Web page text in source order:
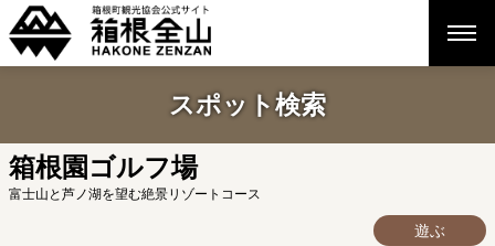
スポット検索
箱根園ゴルフ場
富士山と芦ノ湖を望む絶景リゾートコース
遊ぶ